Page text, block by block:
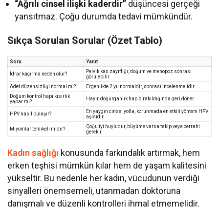
“Ağrılı cinsel ilişki kaderdir” düşüncesi gerçeği
yansıtmaz. Çoğu durumda tedavi mümkündür.
Sıkça Sorulan Sorular (Özet Tablo)
Soru Yanıt
İdrar kaçırma neden olur?
Pelvik kas zayıflığı, doğum ve menopoz sonrası
görülebilir.
Adet düzensizliği normal mi?
Ergenlikte 2 yıl normaldir, sonrası incelenmelidir.
Doğum kontrol hapı kısırlık
yapar mı?
Hayır, doğurganlık hap bırakıldığında geri döner.
HPV nasıl bulaşır?
En yaygın cinsel yolla, korunmada en etkili yöntem HPV
aşısıdır.
Miyomlar tehlikeli midir?
Çoğu iyi huyludur, büyüme varsa takip veya cerrahi
gerekir.
Kadın sağlığı konusunda farkındalık artırmak, hem
erken teşhisi mümkün kılar hem de yaşam kalitesini
yükseltir. Bu nedenle her kadın, vücudunun verdiği
sinyalleri önemsemeli, utanmadan doktoruna
danışmalı ve düzenli kontrolleri ihmal etmemelidir.